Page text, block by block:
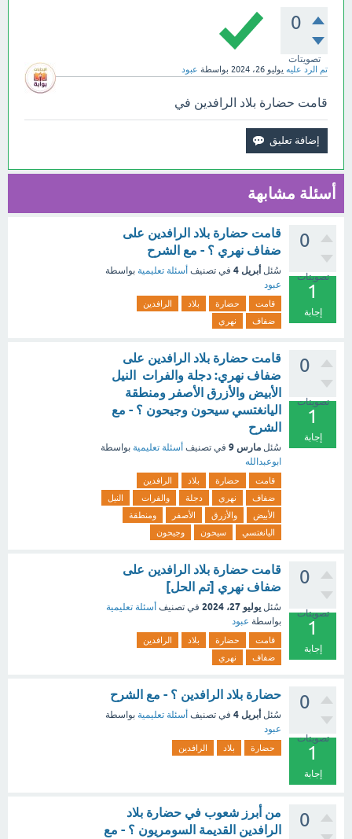
0
تصويتات
تم الرد عليه يوليو 26، 2024 بواسطة عبود
قامت حضارة بلاد الرافدين في
أسئلة مشابهة
0
تصويتات
1
إجابة
قامت حضارة بلاد الرافدين على
ضفاف نهري ؟ - مع الشرح
سُئل أبريل 4 في تصنيف أسئلة تعليمية بواسطة
عبود
قامت حضارة بلاد
الرافدين
ضفاف
نهري
0
تصويتات
1
إجابة
قامت حضارة بلاد الرافدين على
ضفاف نهري: دجلة والفرات النيل
الأبيض والأزرق الأصفر ومنطقة
اليانغتسي سيحون وجيحون ؟ - مع
الشرح
سُئل مارس 9 في تصنيف أسئلة تعليمية بواسطة
ابوعبدالله
قامت حضارة بلاد
الرافدين
ضفاف
نهري دجلة والفرات
النيل
الأبيض
والأزرق الأصفر
ومنطقة
اليانغتسي
سيحون وجيحون
0
تصويتات
1
إجابة
قامت حضارة بلاد الرافدين على
ضفاف نهري [تم الحل]
سُئل يوليو 27، 2024 في تصنيف أسئلة تعليمية
بواسطة عبود
قامت حضارة بلاد
الرافدين
ضفاف
نهري
0
تصويتات
1
إجابة
حضارة بلاد الرافدين ؟ - مع الشرح
سُئل أبريل 4 في تصنيف أسئلة تعليمية بواسطة
عبود
حضارة بلاد الرافدين
0
من أبرز شعوب في حضارة بلاد
الرافدين القديمة السومريون ؟ - مع